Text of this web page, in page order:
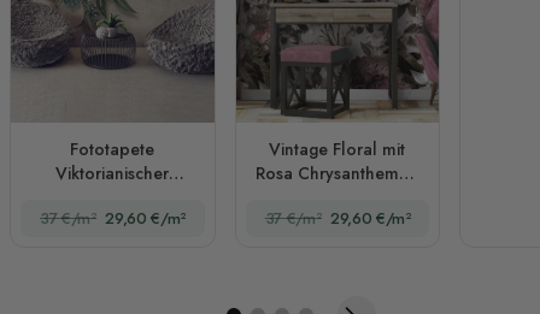
Fototapete
Viktorianischer
Blumenstrauß
37 €/m² 29,60 €/m²
Vintage Floral mit
Rosa Chrysanthemen
37 €/m² 29,60 €/m²